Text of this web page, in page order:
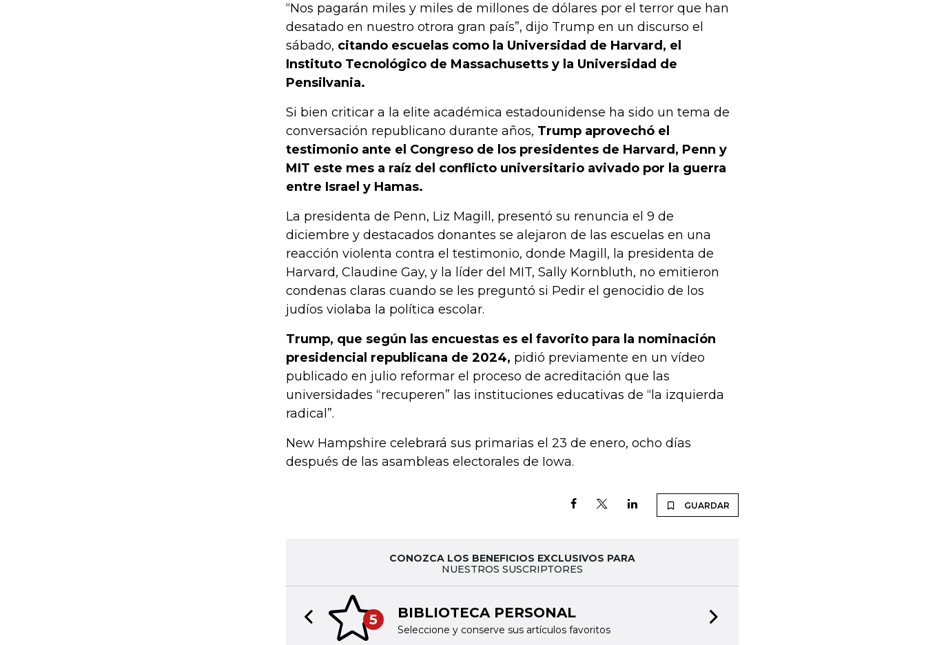
“Nos pagarán miles y miles de millones de dólares por el terror que han
desatado en nuestro otrora gran país”, dijo Trump en un discurso el
sábado, citando escuelas como la Universidad de Harvard, el
Instituto Tecnológico de Massachusetts y la Universidad de
Pensilvania.
Si bien criticar a la elite académica estadounidense ha sido un tema de
conversación republicano durante años, Trump aprovechó el
testimonio ante el Congreso de los presidentes de Harvard, Penn y
MIT este mes a raíz del conflicto universitario avivado por la guerra
entre Israel y Hamas.
La presidenta de Penn, Liz Magill, presentó su renuncia el 9 de
diciembre y destacados donantes se alejaron de las escuelas en una
reacción violenta contra el testimonio, donde Magill, la presidenta de
Harvard, Claudine Gay, y la líder del MIT, Sally Kornbluth, no emitieron
condenas claras cuando se les preguntó si Pedir el genocidio de los
judíos violaba la política escolar.
Trump, que según las encuestas es el favorito para la nominación
presidencial republicana de 2024, pidió previamente en un vídeo
publicado en julio reformar el proceso de acreditación que las
universidades “recuperen” las instituciones educativas de “la izquierda
radical”.
New Hampshire celebrará sus primarias el 23 de enero, ocho días
después de las asambleas electorales de Iowa.
GUARDAR
CONOZCA LOS BENEFICIOS EXCLUSIVOS PARA
NUESTROS SUSCRIPTORES
5 BIBLIOTECA PERSONAL
Seleccione y conserve sus artículos favoritos
Previous slide